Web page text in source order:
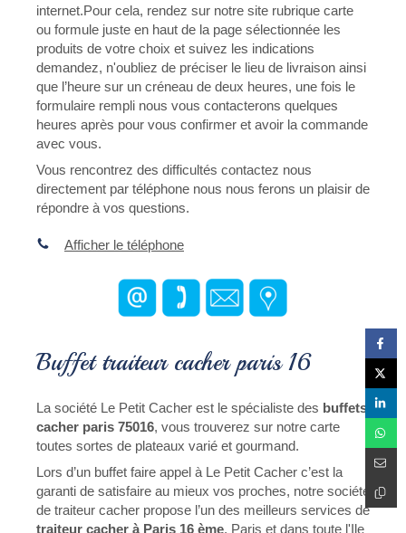
internet.Pour cela, rendez sur notre site rubrique carte
ou formule juste en haut de la page sélectionnée les
produits de votre choix et suivez les indications
demandez, n'oubliez de préciser le lieu de livraison ainsi
que l’heure sur un créneau de deux heures, une fois le
formulaire rempli nous vous contacterons quelques
heures après pour vous confirmer et avoir la commande
avec vous.
Vous rencontrez des difficultés contactez nous
directement par téléphone nous nous ferons un plaisir de
répondre à vos questions.
Afficher le téléphone
Buffet traiteur cacher paris 16
La société Le Petit Cacher est le spécialiste des buffets
cacher paris 75016, vous trouverez sur notre carte
toutes sortes de plateaux varié et gourmand.
Lors d’un buffet faire appel à Le Petit Cacher c’est la
garanti de satisfaire au mieux vos proches, notre société
de traiteur cacher propose l’un des meilleurs services de
traiteur cacher à Paris 16 ème, Paris et dans toute l'Ile